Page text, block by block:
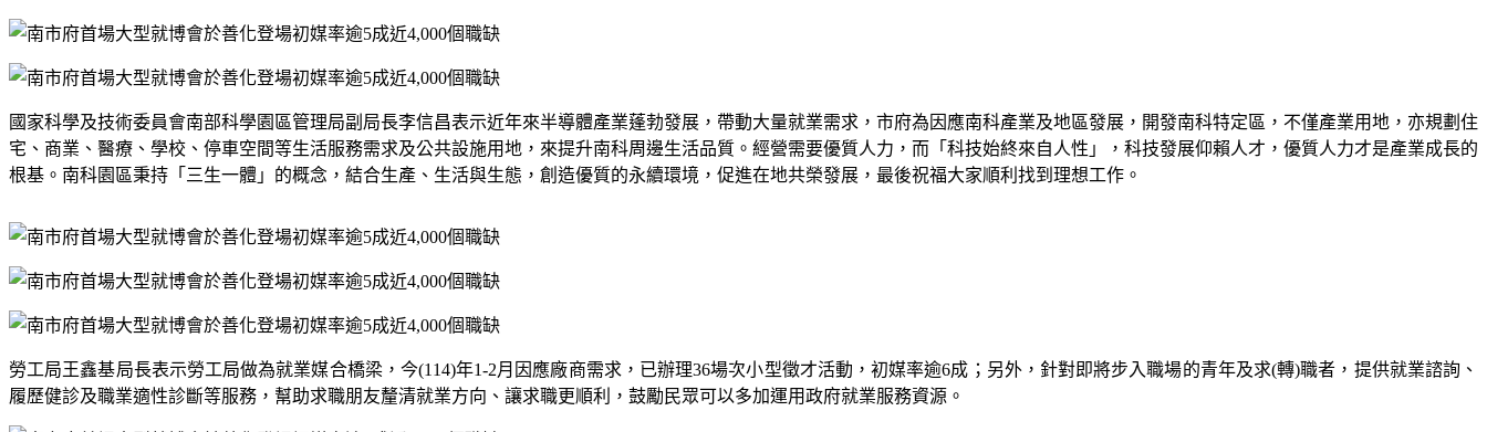
國家科學及技術委員會南部科學園區管理局副局長李信昌表示近年來半導體產業蓬勃發展，帶動大量就業需求，市府為因應南科產業及地區發展，開發南科特定區，不僅產業用地，亦規劃住
宅、商業、醫療、學校、停車空間等生活服務需求及公共設施用地，來提升南科周邊生活品質。經營需要優質人力，而「科技始終來自人性」，科技發展仰賴人才，優質人力才是產業成長的
根基。南科園區秉持「三生一體」的概念，結合生產、生活與生態，創造優質的永續環境，促進在地共榮發展，最後祝福大家順利找到理想工作。
勞工局王鑫基局長表示勞工局做為就業媒合橋梁，今(114)年1-2月因應廠商需求，已辦理36場次小型徵才活動，初媒率逾6成；另外，針對即將步入職場的青年及求(轉)職者 ，提供就業諮詢、
履歷健診及職業適性診斷等服務， 幫助求職朋友釐清就業方向、 讓求職更順利，鼓勵民眾可以多加運用政府就業服務資源。